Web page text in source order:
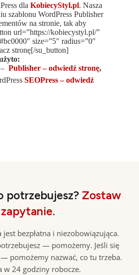
dla KobiecyStyl.pl. Nasza
szablonu WordPress Publisher
na stronie, tak aby
url=”https://kobiecystyl.pl/”
size=”5″ radius=”0″
stronę[/su_button]
Publisher – odwiedź stronę,
SEOPress – odwiedź
potrzebujesz? Zostaw
zapytanie.
bezpłatna i niezobowiązująca.
— pomożemy. Jeśli się
pomożemy nazwać, co tu trzeba.
w 24 godziny robocze.